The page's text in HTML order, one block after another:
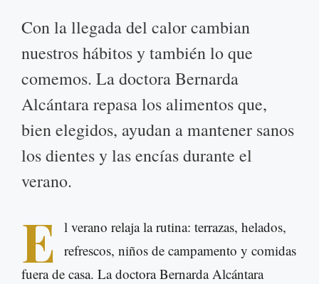
Con la llegada del calor cambian
nuestros hábitos y también lo que
comemos. La doctora Bernarda
Alcántara repasa los alimentos que,
bien elegidos, ayudan a mantener sanos
los dientes y las encías durante el
verano.
E l verano relaja la rutina: terrazas, helados,
refrescos, niños de campamento y comidas
fuera de casa. La doctora Bernarda Alcántara